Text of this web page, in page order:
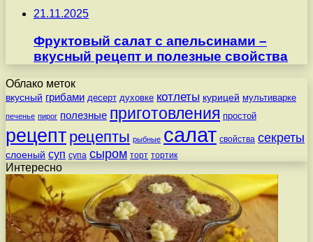
21.11.2025
Фруктовый салат с апельсинами –
вкусный рецепт и полезные свойства
Облако меток
вкусный грибами десерт духовке котлеты курицей мультиварке
печенье пирог полезные приготовления простой
рецепт рецепты рыбные салат свойства секреты
слоеный суп супа сыром торт тортик
Интересно